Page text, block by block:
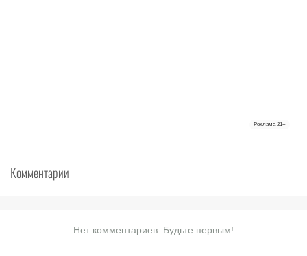
Реклама 21+
Комментарии
Нет комментариев. Будьте первым!